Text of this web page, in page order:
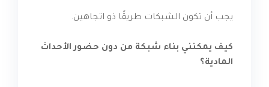
يجب أن تكون الشبكات طريقًا ذو اتجاهين.
كيف يمكنني بناء شبكة من دون حضور الأحداث
المادية؟